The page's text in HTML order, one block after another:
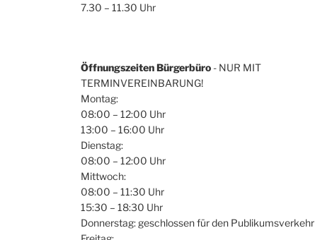
7.30 – 11.30 Uhr
Öffnungszeiten Bürgerbüro - NUR MIT
TERMINVEREINBARUNG!
Montag:
08:00 – 12:00 Uhr
13:00 – 16:00 Uhr
Dienstag:
08:00 – 12:00 Uhr
Mittwoch:
08:00 – 11:30 Uhr
15:30 – 18:30 Uhr
Donnerstag: geschlossen für den Publikumsverkehr